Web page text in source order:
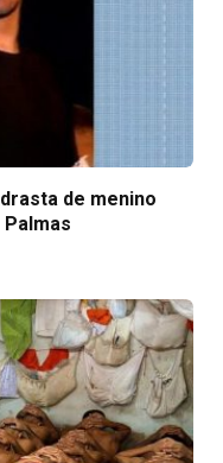
de menino